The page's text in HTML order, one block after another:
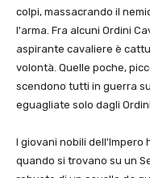
colpi, massacrando il
l'arma. Fra alcuni Ordini
aspirante cavaliere è
volontà. Quelle poche,
scendono tutti in guerra
eguagliate solo dagli
I giovani nobili dell'Impero
quando si trovano su un